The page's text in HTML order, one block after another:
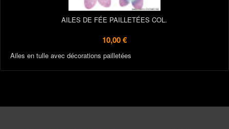
AILES DE FÉE PAILLETÉES COL.
10,00 €
Ailes en tulle avec décorations pailletées